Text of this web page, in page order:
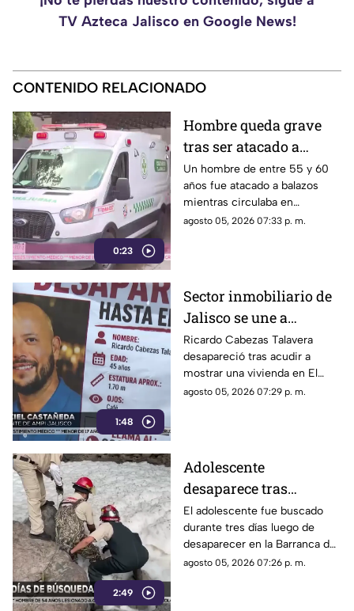
TV Azteca Jalisco en Google News!
CONTENIDO RELACIONADO
0:23
Hombre queda grave
tras ser atacado a
balazos mientras
viajaba en su vehículo
en Tlajomulco
Un hombre de entre 55 y 60
años fue atacado a balazos
mientras circulaba en
Tlajomulco; resultó herido en
agosto 05, 2026 07:33 p. m.
1:48
Sector inmobiliario de
Jalisco se une a
búsqueda de agente
desaparecido en El
Batán
Ricardo Cabezas Talavera
desapareció tras acudir a
mostrar una vivienda en El
Batán; colegas reforzaron sus
agosto 05, 2026 07:29 p. m.
2:49
Adolescente
desaparece tras
convivir con amigos en
la Barranca de
Huentitán; lo hallan
sin vida
El adolescente fue buscado
durante tres días luego de
desaparecer en la Barranca de
Huentitán; este miércoles fue
agosto 05, 2026 07:26 p. m.